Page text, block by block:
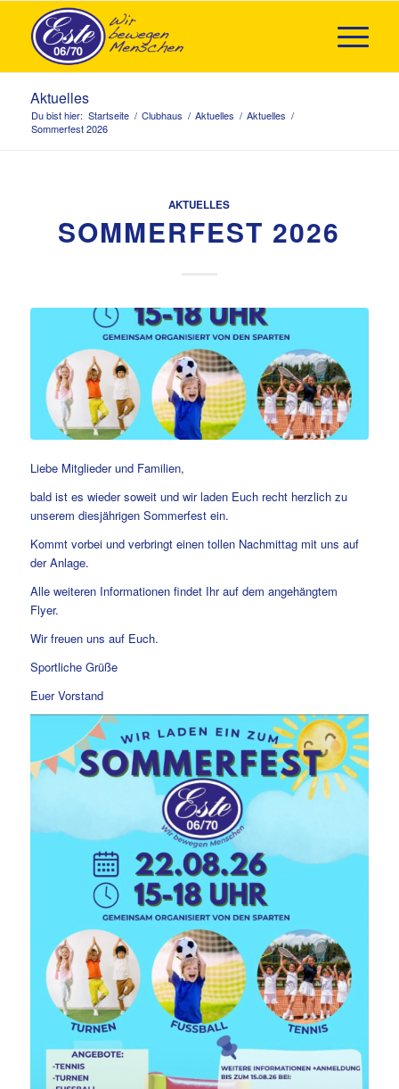
Aktuelles
Du bist hier: Startseite / Clubhaus / Aktuelles / Aktuelles /
Sommerfest 2026
AKTUELLES
SOMMERFEST 2026
Liebe Mitglieder und Familien,
bald ist es wieder soweit und wir laden Euch recht herzlich zu
unserem diesjährigen Sommerfest ein.
Kommt vorbei und verbringt einen tollen Nachmittag mit uns auf
der Anlage.
Alle weiteren Informationen findet Ihr auf dem angehängtem
Flyer.
Wir freuen uns auf Euch.
Sportliche Grüße
Euer Vorstand